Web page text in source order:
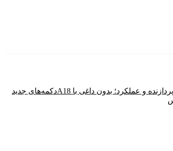
پردازنده و عملکرد؛ بدون داغی با A18
دکمه‌های جدید